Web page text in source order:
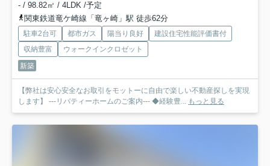
- / 98.82㎡ / 4LDK /予定
関東鉄道竜ケ崎線「竜ヶ崎」駅 徒歩62分
駐車2台可 都市ガス 陽当り良好
建設住宅性能評価書付
収納豊富
ウォークインクロゼット
新築
【弊社は安心安全なお取引をモットーに自由で楽しい不動産探しを実現
します】 ---リバティーホームのご案内--- ◆経験豊... もっと見る